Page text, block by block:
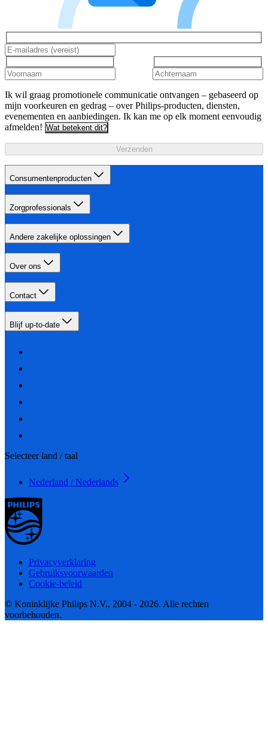
Ik wil graag promotionele communicatie ontvangen – gebaseerd op
mijn voorkeuren en gedrag – over Philips-producten, diensten,
evenementen en aanbiedingen. Ik kan me op elk moment eenvoudig
afmelden! Wat betekent dit?
Verzenden
Consumentenproducten
Zorgprofessionals
Andere zakelijke oplossingen
Over ons
Contact
Blijf up-to-date
Selecteer land / taal
Nederland / Nederlands
Privacyverklaring
Gebruiksvoorwaarden
Cookie-beleid
© Koninklijke Philips N.V., 2004 - 2026. Alle rechten
voorbehouden.